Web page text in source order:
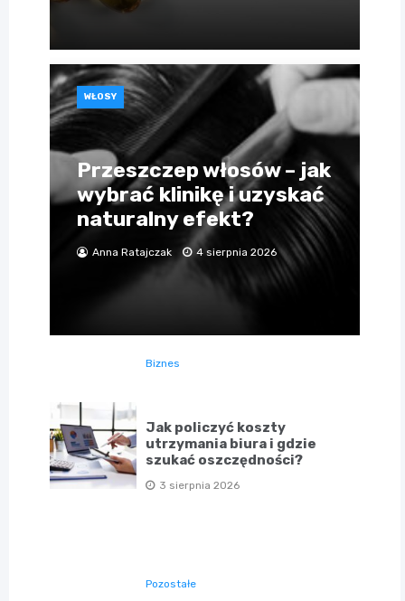
WŁOSY
Przeszczep włosów – jak
wybrać klinikę i uzyskać
naturalny efekt?
Anna Ratajczak 4 sierpnia 2026
Biznes
Jak policzyć koszty
utrzymania biura i gdzie
szukać oszczędności?
3 sierpnia 2026
Pozostałe